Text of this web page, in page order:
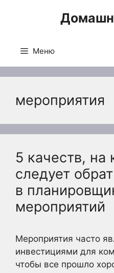
Меню
мероприятия
5 качеств, на
следует
в
мероприятий
Мероприятия часто
инвестициями для
чтобы все прошло